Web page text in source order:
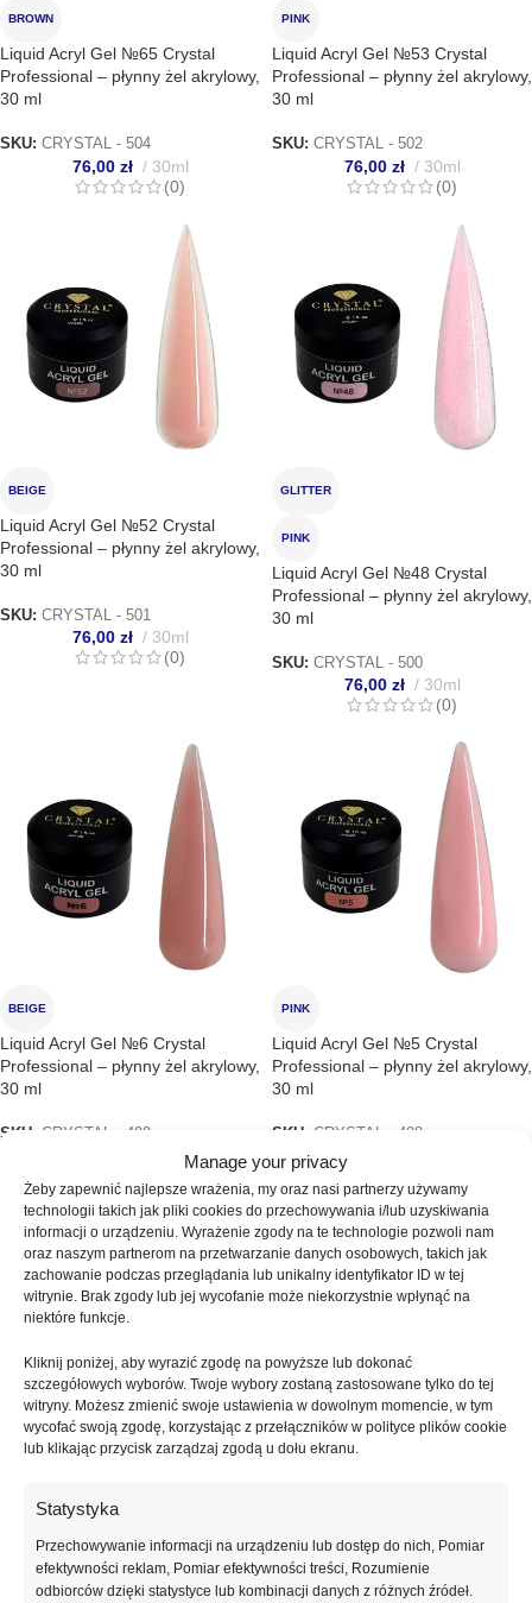
Manage your privacy
Żeby zapewnić najlepsze wrażenia, my oraz nasi partnerzy używamy
technologii takich jak pliki cookies do przechowywania i/lub uzyskiwania
informacji o urządzeniu. Wyrażenie zgody na te technologie pozwoli nam
oraz naszym partnerom na przetwarzanie danych osobowych, takich jak
zachowanie podczas przeglądania lub unikalny identyfikator ID w tej
witrynie. Brak zgody lub jej wycofanie może niekorzystnie wpłynąć na
niektóre funkcje.
Kliknij poniżej, aby wyrazić zgodę na powyższe lub dokonać
szczegółowych wyborów. Twoje wybory zostaną zastosowane tylko do tej
witryny. Możesz zmienić swoje ustawienia w dowolnym momencie, w tym
wycofać swoją zgodę, korzystając z przełączników w polityce plików cookie
lub klikając przycisk zarządzaj zgodą u dołu ekranu.
Statystyka
Przechowywanie informacji na urządzeniu lub dostęp do nich, Pomiar
efektywności reklam, Pomiar efektywności treści, Rozumienie
odbiorców dzięki statystyce lub kombinacji danych z różnych źródeł.
BROWN
Liquid Acryl Gel №65 Crystal
Professional – płynny żel akrylowy,
30 ml
SKU: CRYSTAL - 504
76,00 zł
30ml
(0)
PINK
Liquid Acryl Gel №53 Crystal
Professional – płynny żel akrylowy,
30 ml
SKU: CRYSTAL - 502
76,00 zł
30ml
(0)
BEIGE
Liquid Acryl Gel №52 Crystal
Professional – płynny żel akrylowy,
30 ml
SKU: CRYSTAL - 501
76,00 zł
30ml
(0)
GLITTER
PINK
Liquid Acryl Gel №48 Crystal
Professional – płynny żel akrylowy,
30 ml
SKU: CRYSTAL - 500
76,00 zł
30ml
(0)
BEIGE
Liquid Acryl Gel №6 Crystal
Professional – płynny żel akrylowy,
30 ml
SKU: CRYSTAL - 499
30ml
PINK
Liquid Acryl Gel №5 Crystal
Professional – płynny żel akrylowy,
30 ml
SKU: CRYSTAL - 498
76,00
NAILSOFTHEDAY Liquid Acrygel
04 – różowy płynny akrylożel, 15
03 – delikatno-różowy płynny
akrylożel, 15 ml